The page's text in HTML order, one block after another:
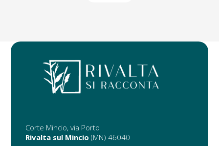
Corte Mincio, via Porto
Rivalta sul Mincio (MN) 46040